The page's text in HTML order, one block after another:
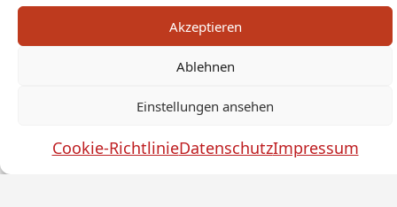
Akzeptieren
Ablehnen
Einstellungen ansehen
Cookie-RichtlinieDatenschutzImpressum
Impressum
Haftungsausschluss
Widerrufsbelehrung
Monteurwohnung Berlin News